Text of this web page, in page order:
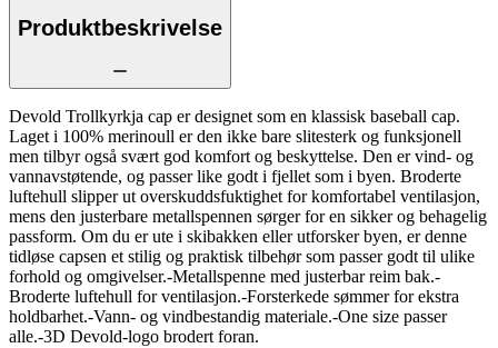
Produktbeskrivelse
Devold Trollkyrkja cap er designet som en klassisk baseball cap.
Laget i 100% merinoull er den ikke bare slitesterk og funksjonell
men tilbyr også svært god komfort og beskyttelse. Den er vind- og
vannavstøtende, og passer like godt i fjellet som i byen. Broderte
luftehull slipper ut overskuddsfuktighet for komfortabel ventilasjon,
mens den justerbare metallspennen sørger for en sikker og behagelig
passform. Om du er ute i skibakken eller utforsker byen, er denne
tidløse capsen et stilig og praktisk tilbehør som passer godt til ulike
forhold og omgivelser.-Metallspenne med justerbar reim bak.-
Broderte luftehull for ventilasjon.-Forsterkede sømmer for ekstra
holdbarhet.-Vann- og vindbestandig materiale.-One size passer
alle.-3D Devold-logo brodert foran.